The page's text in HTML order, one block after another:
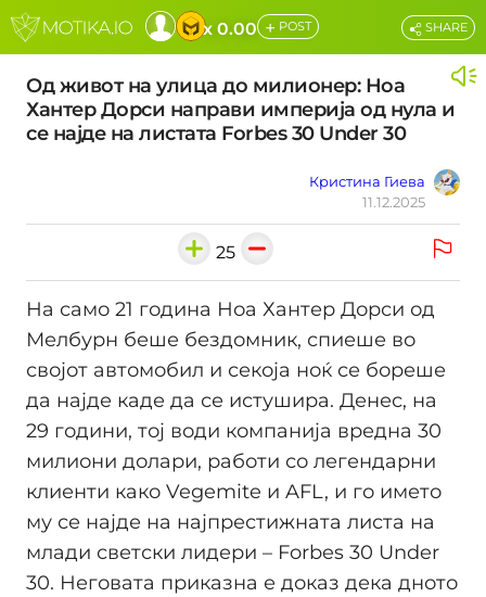
x 0.00 + POST
Од живот на улица до милионер: Ноа
Хантер Дорси направи империја од нула и
се најде на листата Forbes 30 Under 30
Кристина Гиева
11.12.2025
SHARE
25
На само 21 година Ноа Хантер Дорси од
Мелбурн беше бездомник, спиеше во
својот автомобил и секоја ноќ се бореше
да најде каде да се истушира. Денес, на
29 години, тој води компанија вредна 30
милиони долари, работи со легендарни
клиенти како Vegemite и AFL, и го името
му се најде на најпрестижната листа на
млади светски лидери – Forbes 30 Under
30. Неговата приказна е доказ дека дното